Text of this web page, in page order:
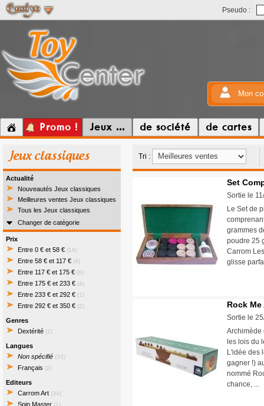
Pseudo :
Mon
Promo ! Jeux ... de société de cartes
Jeux classiques
Actualité
Nouveautés Jeux classiques
Meilleures ventes Jeux classiques
Tous les Jeux classiques
Changer de catégorie
Prix
Entre 0 € et 58 € (18)
Entre 58 € et 117 € (4)
Entre 117 € et 175 € (6)
Entre 175 € et 233 € (4)
Entre 233 € et 292 € (1)
Entre 292 € et 350 € (2)
Genres
Dextérité (1)
Langues
Non spécifié (33)
Français (2)
Editeurs
Carrom Art (34)
Spin Master (1)
Tri :
Set
Sortie le
Le Set de
grammes
poudre 25
Carrom
glisse
Rock
Sortie le
Archimède
les lois du
L'idée des
gagner !)
nommé
chance, ...